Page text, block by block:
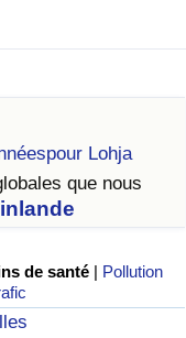
Lohja
que nous
de santé | Pollution